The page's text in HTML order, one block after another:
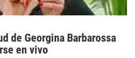
de Georgina Barbarossa
en vivo